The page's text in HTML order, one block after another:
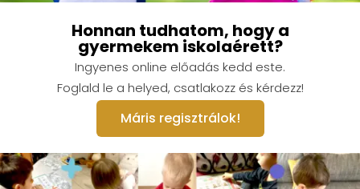
Honnan tudhatom, hogy a
gyermekem iskolaérett?
Ingyenes online előadás kedd este.
Foglald le a helyed, csatlakozz és kérdezz!
Máris regisztrálok!